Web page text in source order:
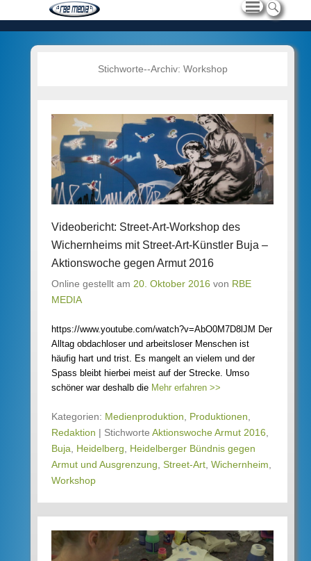
Stichworte--Archiv: Workshop
Videobericht: Street-Art-Workshop des
Wichernheims mit Street-Art-Künstler Buja –
Aktionswoche gegen Armut 2016
Online gestellt am 20. Oktober 2016 von RBE
MEDIA
https://www.youtube.com/watch?v=AbO0M7D8lJM Der
Alltag obdachloser und arbeitsloser Menschen ist
häufig hart und trist. Es mangelt an vielem und der
Spass bleibt hierbei meist auf der Strecke. Umso
schöner war deshalb die Mehr erfahren >>
Kategorien: Medienproduktion Produktionen
Redaktion | Stichworte Aktionswoche Armut 2016
Buja
Heidelberg
Heidelberger Bündnis gegen
Armut und Ausgrenzung Street-Art Wichernheim
Workshop